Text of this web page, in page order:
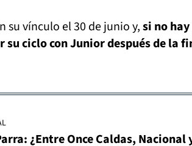
su vínculo el 30 de junio y,si no
ciclo con Junior después de la
¿Entre Once Caldas, Nacional